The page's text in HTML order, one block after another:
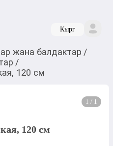
Кырг
жана балдактар /
/
120 см
1 / 1
120 см